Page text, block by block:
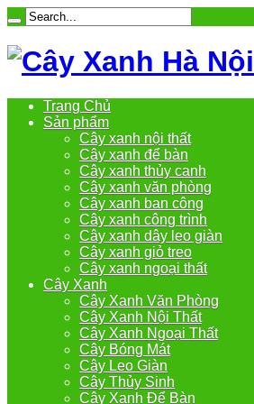
Trang Chủ
Sản phẩm
Cây xanh nội thất
Cây xanh để bàn
Cây xanh thủy canh
Cây xanh văn phòng
Cây xanh ban công
Cây xanh công trình
Cây xanh dây leo giàn
Cây xanh giỏ treo
Cây xanh ngoại thất
Cây Xanh
Cây Xanh Văn Phòng
Cây Xanh Nội Thất
Cây Xanh Ngoại Thất
Cây Bóng Mát
Cây Leo Giàn
Cây Thủy Sinh
Cây Xanh Để Bàn